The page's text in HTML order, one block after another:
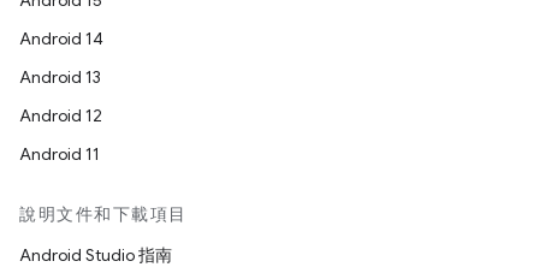
Android 14
Android 13
Android 12
Android 11
說明文件和下載項目
Android Studio 指南